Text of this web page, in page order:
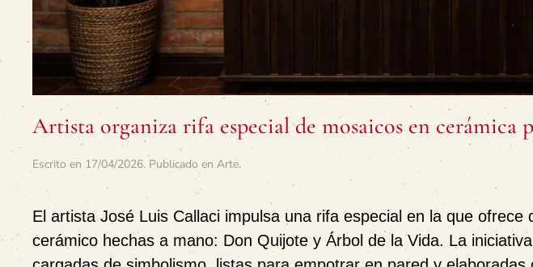
Artista organiza rifa especial de mosaicos en cerámica
Escrito en 17/04/2026. Publicado enArte.
El artista José Luis Callaci impulsa una rifa especial en la que ofrece
cerámico hechas a mano: Don Quijote y Árbol de la Vida. La